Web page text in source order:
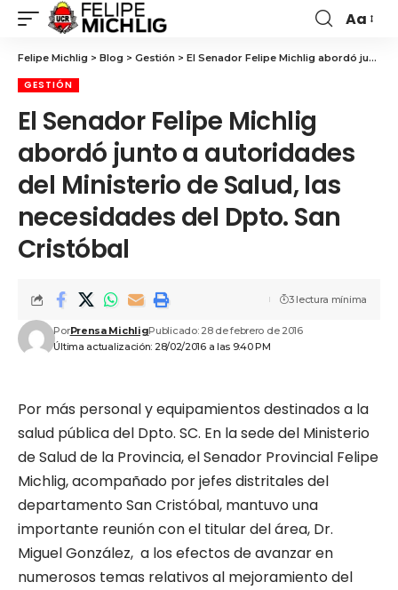
Aa
Felipe Michlig > Blog > Gestión > El Senador Felipe Michlig abordó junto a autoridades del Ministerio de Salud, las necesidades del Dpto. San Cristóbal
GESTIÓN
El Senador Felipe Michlig
abordó junto a autoridades
del Ministerio de Salud, las
necesidades del Dpto. San
Cristóbal
Última actualización: 28/02/2016 a las 9:40 PM
PorPrensa MichligPublicado: 28 de febrero de 2016
3 lectura mínima
Por más personal y equipamientos destinados a la
salud pública del Dpto. SC. En la sede del Ministerio
de Salud de la Provincia, el Senador Provincial Felipe
Michlig, acompañado por jefes distritales del
departamento San Cristóbal, mantuvo una
importante reunión con el titular del área, Dr.
Miguel González, a los efectos de avanzar en
numerosos temas relativos al mejoramiento del